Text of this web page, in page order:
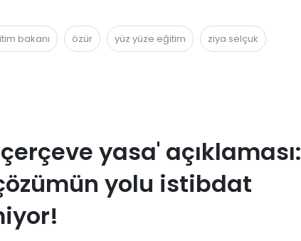
bakanı özür yüz yüze eğitim ziya selçuk
yasa' açıklaması:
yolu istibdat